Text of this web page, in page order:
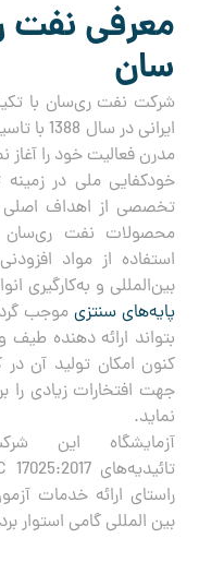
معرفی نفت
سان
شرکت نفت ری‌سان با
ایرانی
مدرن فعالیت خود را آغاز
خودکفایی ملی در زمینه
تخصصی از اهداف
محصولات نفت ری‌سان
استفاده از مواد
بین‌المللی و به‌کارگیری
پایه‌های سنتزیموجب
بتواند ارائه دهنده
کنون امکان تولید آن
جهت افتخارات زیادی
نماید.
آزمایشگاه این
راستای ارائه خدمات
بین المللی گامی استوار